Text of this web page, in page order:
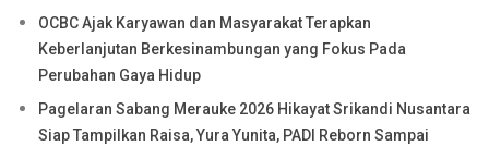
OCBC Ajak Karyawan dan Masyarakat Terapkan
Keberlanjutan Berkesinambungan yang Fokus Pada
Perubahan Gaya Hidup
Pagelaran Sabang Merauke 2026 Hikayat Srikandi Nusantara
Siap Tampilkan Raisa, Yura Yunita, PADI Reborn Sampai